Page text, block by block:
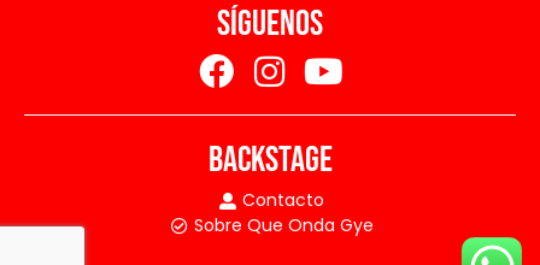
SÍGUENOS
BACKSTAGE
Contacto
Sobre Que Onda Gye